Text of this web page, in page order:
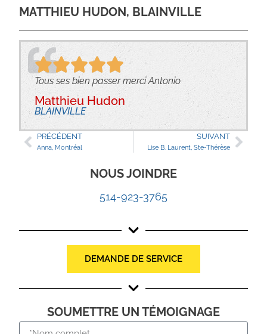
MATTHIEU HUDON, BLAINVILLE
Tous ses bien passer merci Antonio
Matthieu Hudon
BLAINVILLE
PRÉCÉDENT
Anna, Montréal
SUIVANT
Lise B. Laurent, Ste-Thérèse
NOUS JOINDRE
514-923-3765
DEMANDE DE SERVICE
SOUMETTRE UN TÉMOIGNAGE